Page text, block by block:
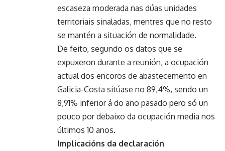
escaseza moderada nas dúas unidades
territoriais sinaladas, mentres que no resto
se mantén a situación de normalidade.
De feito, segundo os datos que se
expuxeron durante a reunión, a ocupación
actual dos encoros de abastecemento en
Galicia-Costa sitúase no 89,4%, sendo un
8,91% inferior á do ano pasado pero só un
pouco por debaixo da ocupación media nos
últimos 10 anos.
Implicacións da declaración